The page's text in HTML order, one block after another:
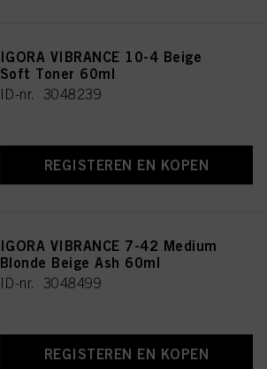
IGORA VIBRANCE 10-4 Beige
Soft Toner 60ml
ID-nr. 3048239
REGISTEREN EN KOPEN
IGORA VIBRANCE 7-42 Medium
Blonde Beige Ash 60ml
ID-nr. 3048499
REGISTEREN EN KOPEN